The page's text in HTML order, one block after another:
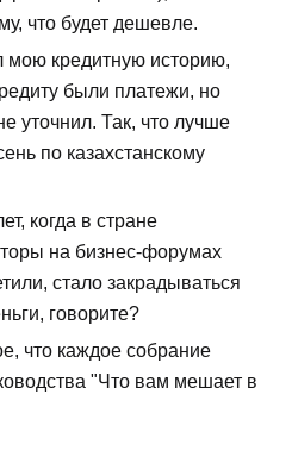
что будет дешевле.
мою кредитную историю,
были платежи, но
уточнил. Так, что лучше
по казахстанскому
когда в стране
на бизнес-форумах
стало закрадываться
говорите?
что каждое собрание
"Что вам мешает в